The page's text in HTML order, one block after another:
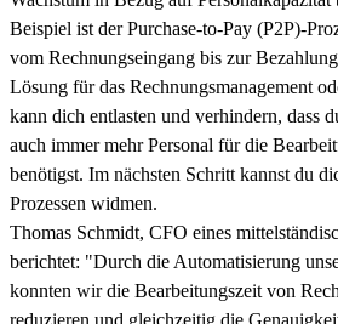
Beispiel ist der Purchase-to-Pay (P2P)-
vom Rechnungseingang bis zur
Lösung für das Rechnungsmanagement
kann dich entlasten und verhindern, dass
auch immer mehr Personal für die
benötigst. Im nächsten Schritt kannst du
Prozessen widmen.
Thomas Schmidt, CFO eines
berichtet: "Durch die Automatisierung
konnten wir die Bearbeitungszeit von